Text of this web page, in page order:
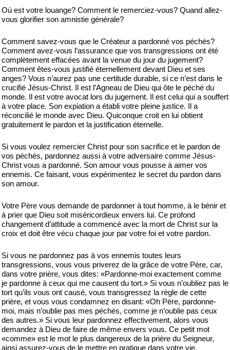
Où est votre louange? Comment le remerciez-vous? Quand allez-
vous glorifier son amnistie générale?
Comment savez-vous que le Créateur a pardonné vos péchés?
Comment avez-vous l’assurance que vos transgressions ont été
complètement effacées avant la venue du jour du jugement?
Comment êtes-vous justifié éternellement devant Dieu et ses
anges? Vous n’aurez pas une certitude durable, si ce n’est dans le
crucifié Jésus-Christ. Il est l’Agneau de Dieu qui ôte le péché du
monde. Il est votre avocat lors du jugement. Il est celui qui a souffert
à votre place. Son expiation a établi votre pleine justice. Il a
réconcilié le monde avec Dieu. Quiconque croit en lui obtient
gratuitement le pardon et la justification éternelle.
Si vous voulez remercier Christ pour son sacrifice et le pardon de
vos péchés, pardonnez aussi à votre adversaire comme Jésus-
Christ vous a pardonné. Son amour vous pousse à aimer vos
ennemis. Ce faisant, vous expérimentez le secret du pardon dans
son amour.
Votre Père vous demande de pardonner à tout homme, à le bénir et
à prier que Dieu soit miséricordieux envers lui. Ce profond
changement d’attitude a commencé avec la mort de Christ sur la
croix et doit être vécu chaque jour par votre foi et votre pardon.
Si vous ne pardonnez pas à vos ennemis toutes leurs
transgressions, vous vous priverez de la grâce de votre Père, car,
dans votre prière, vous dites: «Pardonne-moi exactement comme
je pardonne à ceux qui me causent du tort.» Si vous n’oubliez pas le
tort qu’ils vous ont causé, vous transgressez la règle de cette
prière, et vous vous condamnez en disant: «Oh Père, pardonne-
moi, mais n’oublie pas mes péchés, comme je n’oublie pas ceux
des autres.» Si vous leur pardonnez effectivement, alors vous
demandez à Dieu de faire de même envers vous. Ce petit mot
«comme» est le mot le plus dangereux de la prière du Seigneur,
ainsi assurez-vous de le mettre en pratique dans votre vie.